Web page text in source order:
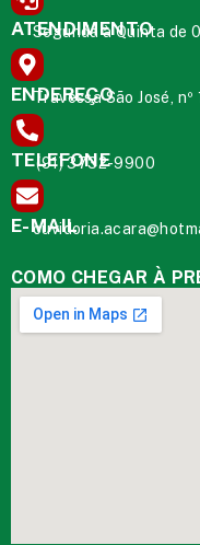
ATENDIMENTO
Segunda à Quinta de
ENDEREÇO
Travessa São José,
TELEFONE
(91) 3732-9900
E-MAIL
COMO CHEGAR À